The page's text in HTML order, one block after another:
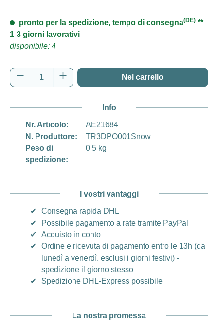
pronto per la spedizione, tempo di consegna(DE) **
1-3 giorni lavorativi
disponibile: 4
Quantità del prodotto: inserisci la quantità
Nel carrello
Info
Nr. Articolo:
AE21684
N. Produttore:
TR3DPO001Snow
Peso di
spedizione:
0.5 kg
I vostri vantaggi
✔
Consegna rapida DHL
✔
Possibile pagamento a rate tramite PayPal
✔
Acquisto in conto
✔
Ordine e ricevuta di pagamento entro le 13h (da
lunedì a venerdì, esclusi i giorni festivi) -
spedizione il giorno stesso
✔
Spedizione DHL-Express possibile
La nostra promessa